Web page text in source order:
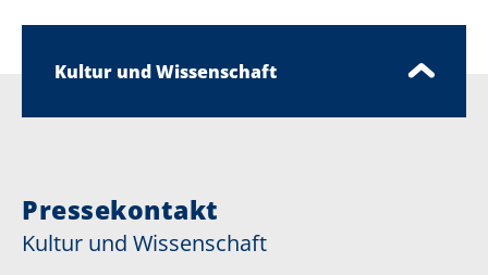
Kultur und Wissenschaft
Pressekontakt
Kultur und Wissenschaft